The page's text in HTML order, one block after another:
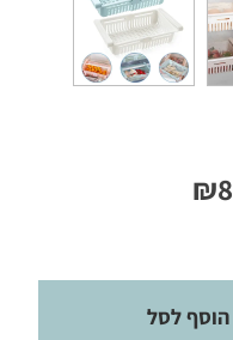
₪8
הוסף לסל